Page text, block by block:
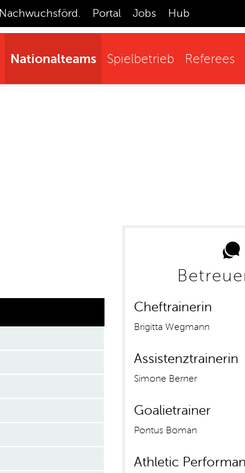
Nachwuchsförd. Portal Jobs Hub
Nationalteams Spielbetrieb Referees
Cheftrainerin
Brigitta Wegmann
Assistenztrainerin
Simone Berner
Goalietrainer
Pontus Boman
Athletic